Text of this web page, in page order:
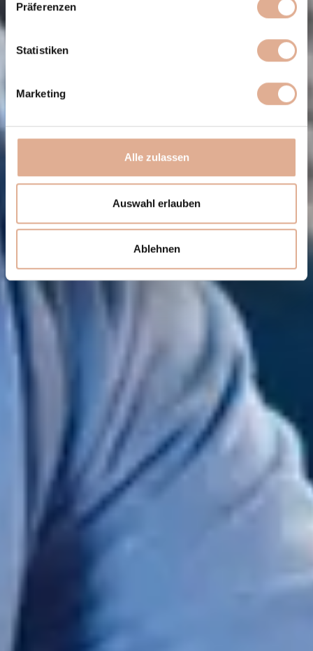
Präferenzen
Statistiken
Marketing
Alle zulassen
Auswahl erlauben
Ablehnen